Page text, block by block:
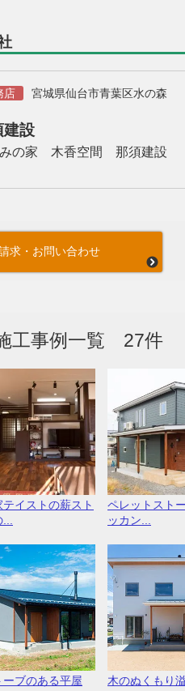
店 宮城県仙台市青葉区水の森
建設
の家 木香空間 那須建設
求・お問い合わせ
工事例一覧 27件
イストの薪スト
ペレットスト
ッカン...
ーブのある平屋 木のぬくもり